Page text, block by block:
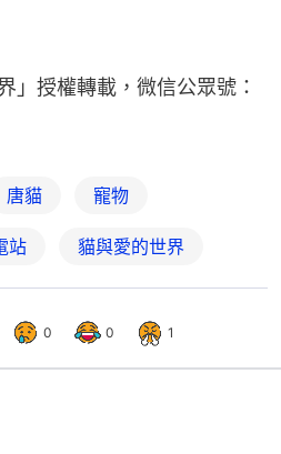
」授權轉載，微信公眾號：
唐貓 寵物
站 貓與愛的世界
0 0 1